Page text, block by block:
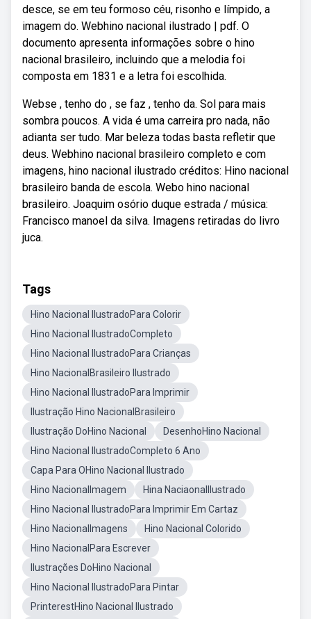
desce, se em teu formoso céu, risonho e límpido, a
imagem do. Webhino nacional ilustrado | pdf. O
documento apresenta informações sobre o hino
nacional brasileiro, incluindo que a melodia foi
composta em 1831 e a letra foi escolhida.
Webse , tenho do , se faz , tenho da. Sol para mais
sombra poucos. A vida é uma carreira pro nada, não
adianta ser tudo. Mar beleza todas basta refletir que
deus. Webhino nacional brasileiro completo e com
imagens, hino nacional ilustrado créditos: Hino nacional
brasileiro banda de escola. Webo hino nacional
brasileiro. Joaquim osório duque estrada / música:
Francisco manoel da silva. Imagens retiradas do livro
juca.
Tags
Hino Nacional IlustradoPara Colorir
Hino Nacional IlustradoCompleto
Hino Nacional IlustradoPara Crianças
Hino NacionalBrasileiro Ilustrado
Hino Nacional IlustradoPara Imprimir
Ilustração Hino NacionalBrasileiro
Ilustração DoHino Nacional
DesenhoHino Nacional
Hino Nacional IlustradoCompleto 6 Ano
Capa Para OHino Nacional Ilustrado
Hino NacionalImagem
Hina NaciaonalIlustrado
Hino Nacional IlustradoPara Imprimir Em Cartaz
Hino NacionalImagens
Hino Nacional Colorido
Hino NacionalPara Escrever
Ilustrações DoHino Nacional
Hino Nacional IlustradoPara Pintar
PrinterestHino Nacional Ilustrado